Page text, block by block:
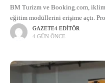
BM Turizm ve Booking.com,
eğitim modüllerini erişime açtı.
hedefliyor.GAZETE4 EDITÖR
4 GÜN ÖNCE